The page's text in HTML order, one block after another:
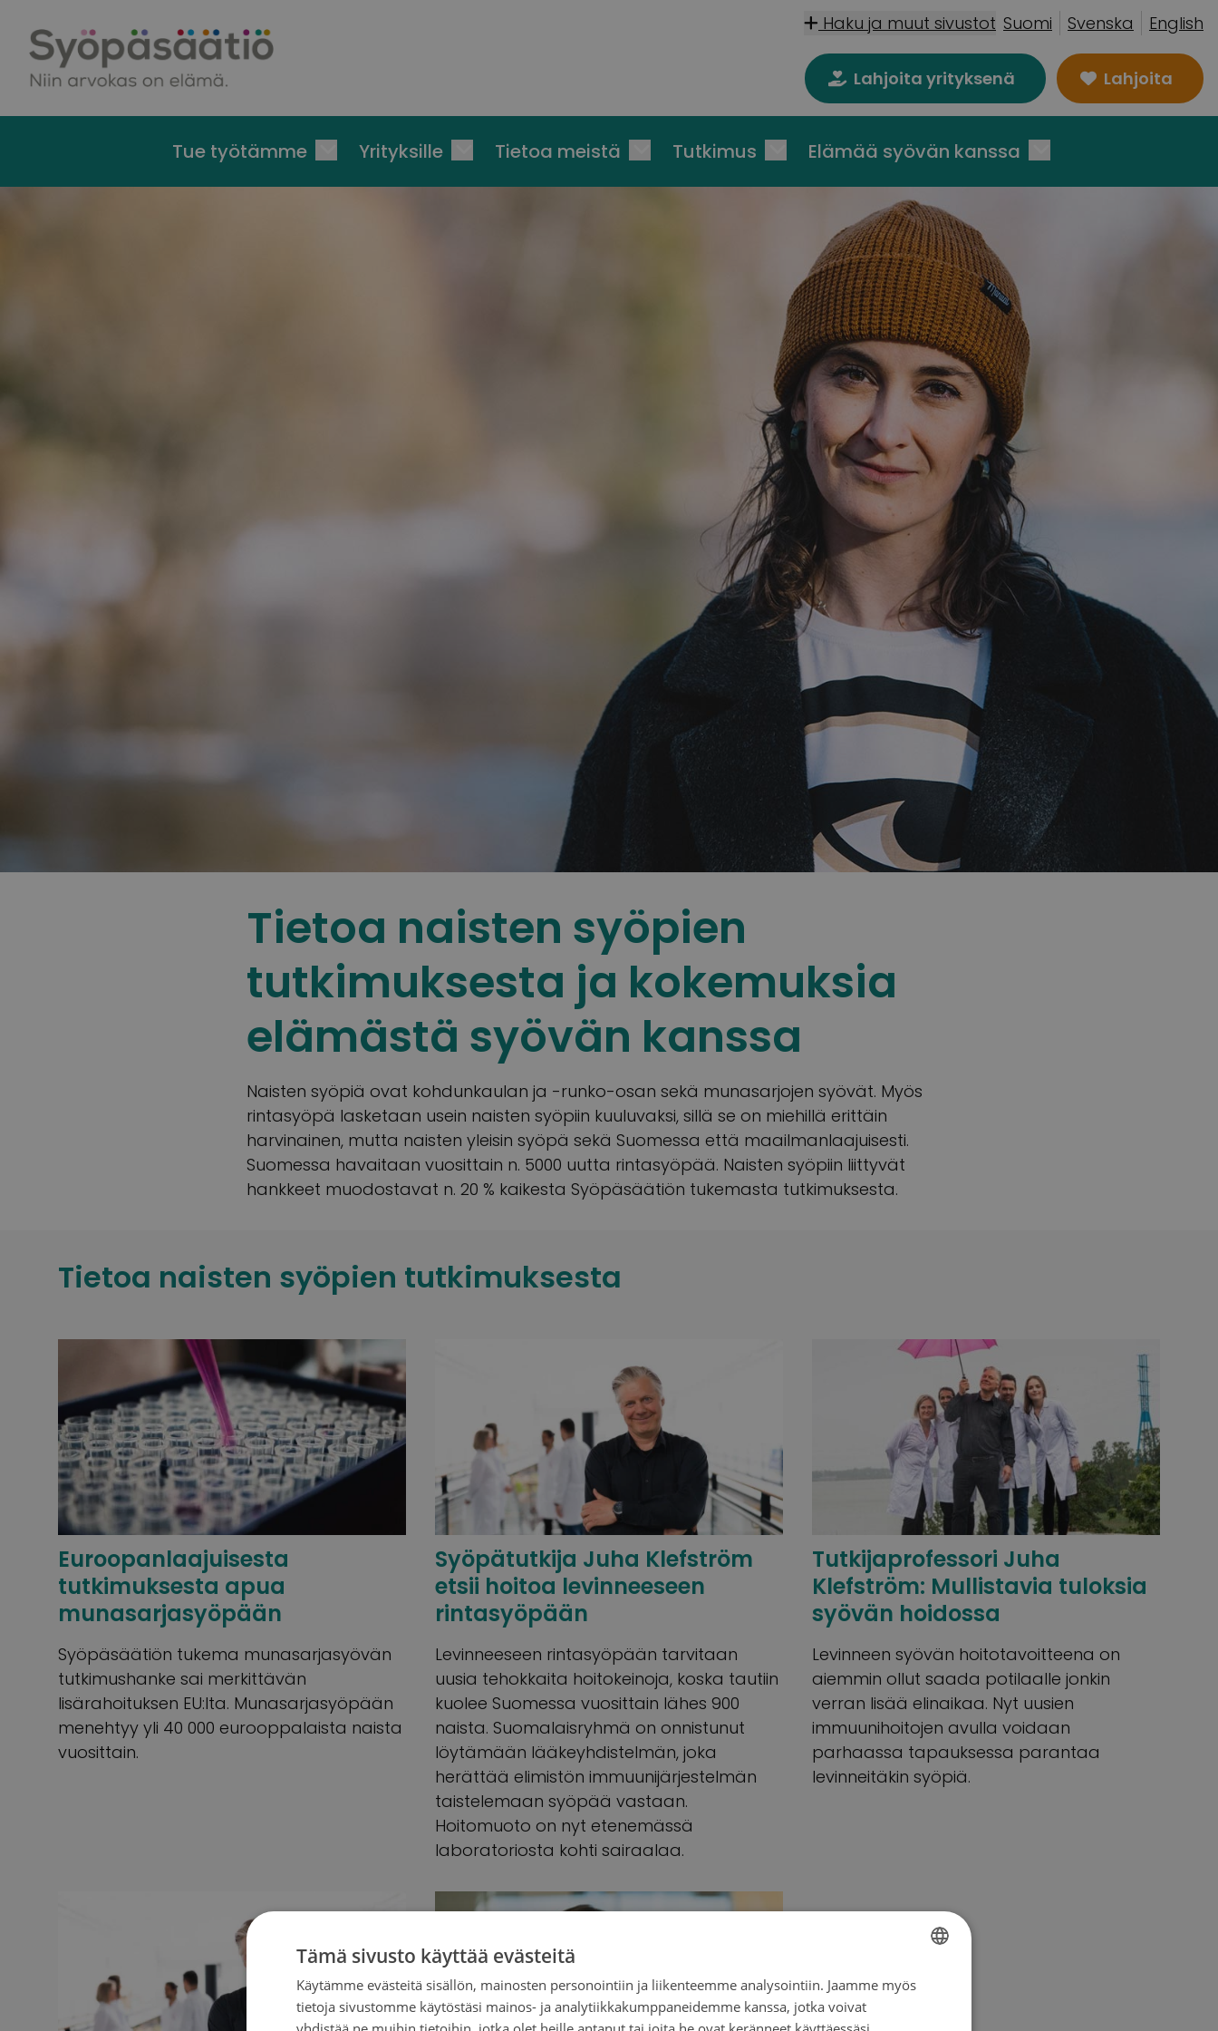
Haku ja muut sivustot Suomi Svenska English
Lahjoita yrityksenä Lahjoita
Tue työtämme Yrityksille Tietoa meistä Tutkimus Elämää syövän kanssa
Tietoa naisten syöpien
tutkimuksesta ja kokemuksia
elämästä syövän kanssa
Naisten syöpiä ovat kohdunkaulan ja -runko-osan sekä munasarjojen syövät. Myös
rintasyöpä lasketaan usein naisten syöpiin kuuluvaksi, sillä se on miehillä erittäin
harvinainen, mutta naisten yleisin syöpä sekä Suomessa että maailmanlaajuisesti.
Suomessa havaitaan vuosittain n. 5000 uutta rintasyöpää. Naisten syöpiin liittyvät
hankkeet muodostavat n. 20 % kaikesta Syöpäsäätiön tukemasta tutkimuksesta.
Tietoa naisten syöpien tutkimuksesta
Euroopanlaajuisesta
tutkimuksesta apua
munasarjasyöpään
Syöpäsäätiön tukema munasarjasyövän
tutkimushanke sai merkittävän
lisärahoituksen EU:lta. Munasarjasyöpään
menehtyy yli 40 000 eurooppalaista naista
vuosittain.
Syöpätutkija Juha Klefström
etsii hoitoa levinneeseen
rintasyöpään
Levinneeseen rintasyöpään tarvitaan
uusia tehokkaita hoitokeinoja, koska tautiin
kuolee Suomessa vuosittain lähes 900
naista. Suomalaisryhmä on onnistunut
löytämään lääkeyhdistelmän, joka
herättää elimistön immuunijärjestelmän
taistelemaan syöpää vastaan.
Hoitomuoto on nyt etenemässä
laboratoriosta kohti sairaalaa.
Tutkijaprofessori Juha
Klefström: Mullistavia tuloksia
syövän hoidossa
Levinneen syövän hoitotavoitteena on
aiemmin ollut saada potilaalle jonkin
verran lisää elinaikaa. Nyt uusien
immuunihoitojen avulla voidaan
parhaassa tapauksessa parantaa
levinneitäkin syöpiä.
FINNISH
Tämä sivusto käyttää evästeitä
Käytämme evästeitä sisällön, mainosten personointiin ja liikenteemme analysointiin. Jaamme myös
tietoja sivustomme käytöstäsi mainos- ja analytiikkakumppaneidemme kanssa, jotka voivat